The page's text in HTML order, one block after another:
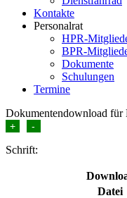
Kontakte
Personalrat
HPR-
BPR-
Dokumente
Schulungen
Termine
Dokumentendownload für
+ -
Schrift:
Datei